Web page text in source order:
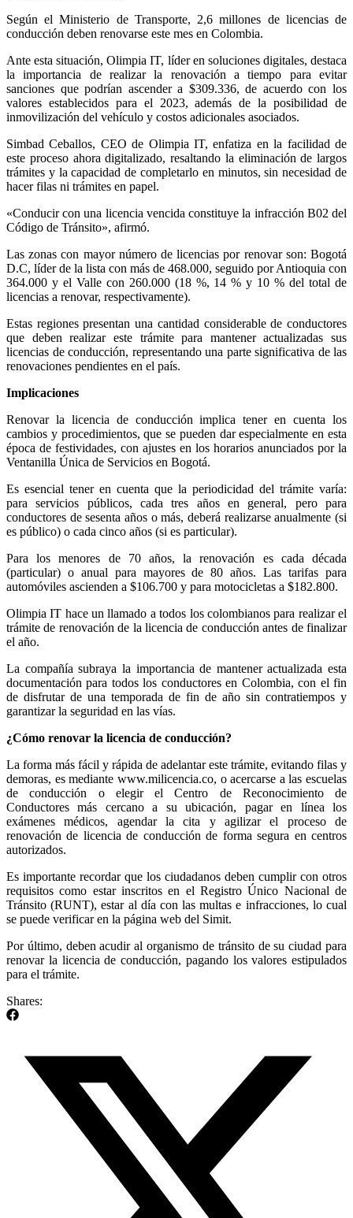
Según el Ministerio de Transporte, 2,6 millones de licencias de
conducción deben renovarse este mes en Colombia.
Ante esta situación, Olimpia IT, líder en soluciones digitales, destaca
la importancia de realizar la renovación a tiempo para evitar
sanciones que podrían ascender a $309.336, de acuerdo con los
valores establecidos para el 2023, además de la posibilidad de
inmovilización del vehículo y costos adicionales asociados.
Simbad Ceballos, CEO de Olimpia IT, enfatiza en la facilidad de
este proceso ahora digitalizado, resaltando la eliminación de largos
trámites y la capacidad de completarlo en minutos, sin necesidad de
hacer filas ni trámites en papel.
«Conducir con una licencia vencida constituye la infracción B02 del
Código de Tránsito», afirmó.
Las zonas con mayor número de licencias por renovar son: Bogotá
D.C, líder de la lista con más de 468.000, seguido por Antioquia con
364.000 y el Valle con 260.000 (18 %, 14 % y 10 % del total de
licencias a renovar, respectivamente).
Estas regiones presentan una cantidad considerable de conductores
que deben realizar este trámite para mantener actualizadas sus
licencias de conducción, representando una parte significativa de las
renovaciones pendientes en el país.
Implicaciones
Renovar la licencia de conducción implica tener en cuenta los
cambios y procedimientos, que se pueden dar especialmente en esta
época de festividades, con ajustes en los horarios anunciados por la
Ventanilla Única de Servicios en Bogotá.
Es esencial tener en cuenta que la periodicidad del trámite varía:
para servicios públicos, cada tres años en general, pero para
conductores de sesenta años o más, deberá realizarse anualmente (si
es público) o cada cinco años (si es particular).
Para los menores de 70 años, la renovación es cada década
(particular) o anual para mayores de 80 años. Las tarifas para
automóviles ascienden a $106.700 y para motocicletas a $182.800.
Olimpia IT hace un llamado a todos los colombianos para realizar el
trámite de renovación de la licencia de conducción antes de finalizar
el año.
La compañía subraya la importancia de mantener actualizada esta
documentación para todos los conductores en Colombia, con el fin
de disfrutar de una temporada de fin de año sin contratiempos y
garantizar la seguridad en las vías.
¿Cómo renovar la licencia de conducción?
La forma más fácil y rápida de adelantar este trámite, evitando filas y
demoras, es mediante www.milicencia.co, o acercarse a las escuelas
de conducción o elegir el Centro de Reconocimiento de
Conductores más cercano a su ubicación, pagar en línea los
exámenes médicos, agendar la cita y agilizar el proceso de
renovación de licencia de conducción de forma segura en centros
autorizados.
Es importante recordar que los ciudadanos deben cumplir con otros
requisitos como estar inscritos en el Registro Único Nacional de
Tránsito (RUNT), estar al día con las multas e infracciones, lo cual
se puede verificar en la página web del Simit.
Por último, deben acudir al organismo de tránsito de su ciudad para
renovar la licencia de conducción, pagando los valores estipulados
para el trámite.
Shares: